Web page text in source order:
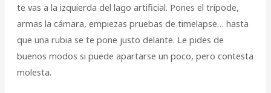
te vas a la izquierda del lago artificial. Pones el trípode,
armas la cámara, empiezas pruebas de timelapse… hasta
que una rubia se te pone justo delante. Le pides de
buenos modos si puede apartarse un poco, pero contesta
molesta.